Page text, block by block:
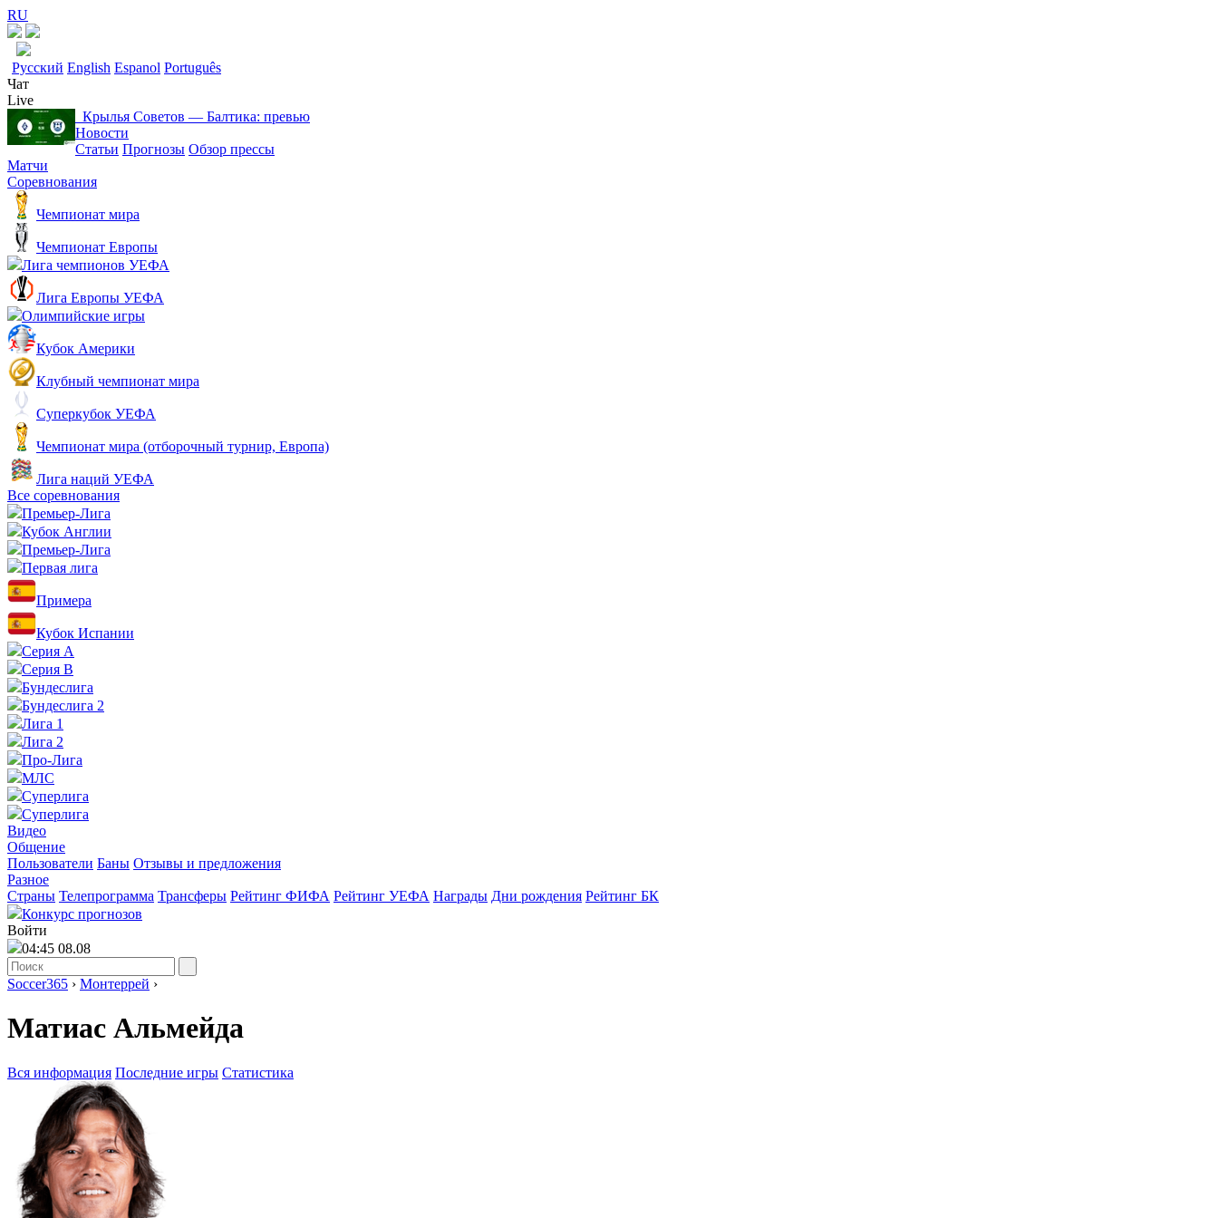
RU
Русский English Espanol Português
Чат
Live
Крылья Советов ― Балтика: превью
Новости
Статьи Прогнозы Обзор прессы
Матчи
Соревнования
Чемпионат мира
Чемпионат Европы
Лига чемпионов УЕФА
Лига Европы УЕФА
Олимпийские игры
Кубок Америки
Клубный чемпионат мира
Суперкубок УЕФА
Чемпионат мира (отборочный турнир, Европа)
Лига наций УЕФА
Все соревнования
Премьер-Лига
Кубок Англии
Премьер-Лига
Первая лига
Примера
Кубок Испании
Серия А
Серия B
Бундеслига
Бундеслига 2
Лига 1
Лига 2
Про-Лига
МЛС
Суперлига
Суперлига
Видео
Общение
Пользователи Баны Отзывы и предложения
Разное
Страны Телепрограмма Трансферы Рейтинг ФИФА Рейтинг УЕФА Награды Дни рождения Рейтинг БК
Конкурс прогнозов
Войти
04:45 08.08
Soccer365 › Монтеррей ›
Матиас Альмейда
Вся информация Последние игры Статистика